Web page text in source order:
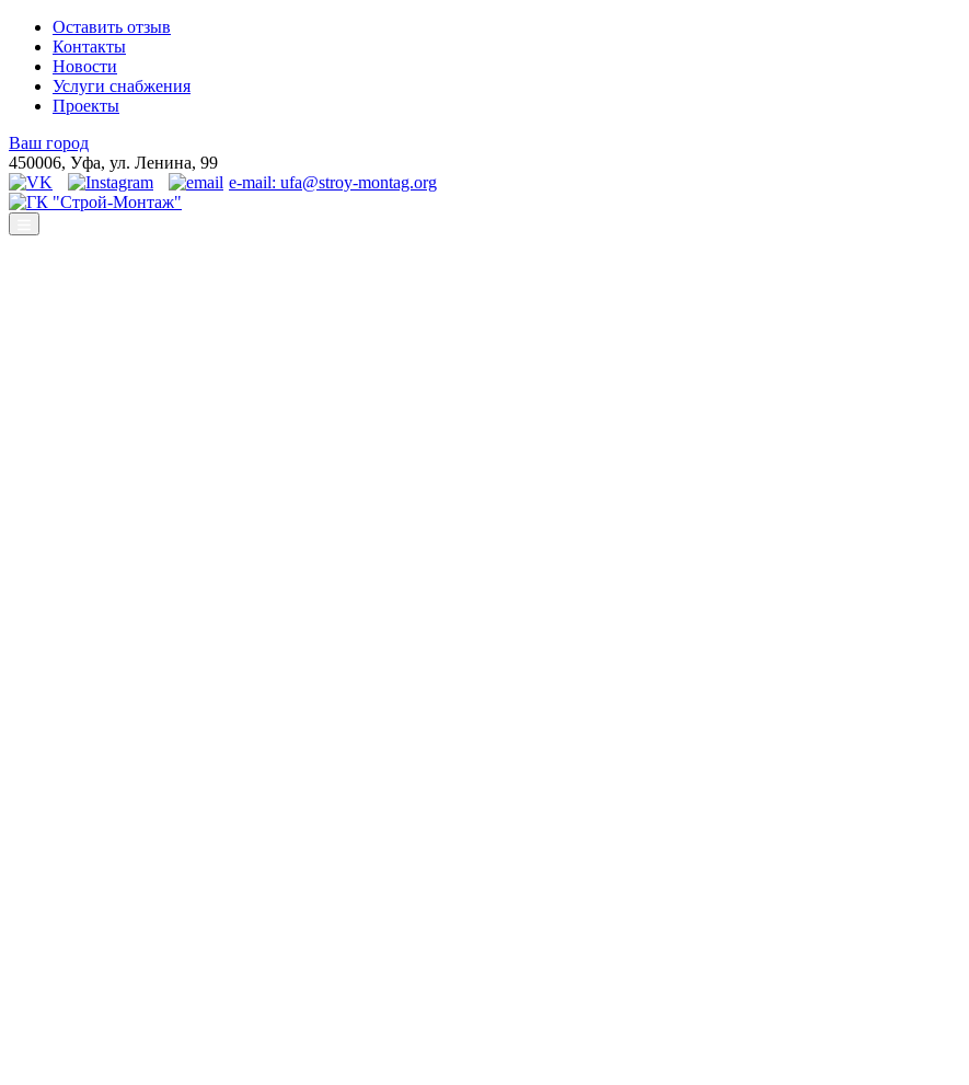
Оставить отзыв
Контакты
Новости
Услуги снабжения
Проекты
Ваш город
450006, Уфа, ул. Ленина, 99
e-mail: ufa@stroy-montag.org
ГК "Строй-Монтаж"
Строительство, ремонт и благоустройство под ключ в Уфе